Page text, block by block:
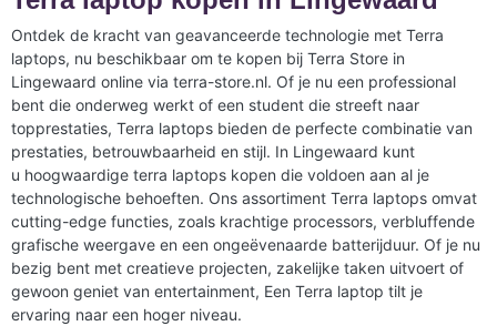
Ontdek de kracht van geavanceerde technologie met Terra
laptops, nu beschikbaar om te kopen bij Terra Store in
Lingewaard online via terra-store.nl. Of je nu een professional
bent die onderweg werkt of een student die streeft naar
topprestaties, Terra laptops bieden de perfecte combinatie van
prestaties, betrouwbaarheid en stijl. In Lingewaard kunt
u hoogwaardige terra laptops kopen die voldoen aan al je
technologische behoeften. Ons assortiment Terra laptops omvat
cutting-edge functies, zoals krachtige processors, verbluffende
grafische weergave en een ongeëvenaarde batterijduur. Of je nu
bezig bent met creatieve projecten, zakelijke taken uitvoert of
gewoon geniet van entertainment, Een Terra laptop tilt je
ervaring naar een hoger niveau.